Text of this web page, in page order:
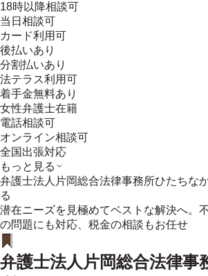
18時以降相談可
当日相談可
カード利用可
後払いあり
分割払いあり
法テラス利用可
着手金無料あり
女性弁護士在籍
電話相談可
オンライン相談可
全国出張対応
もっと見る
弁護士法人片岡総合法律事務所ひたちな
る
潜在ニーズを見極めてベストな解決へ。
の問題にも対応、税金の相談もお任せ
弁護士法人片岡総合法律事